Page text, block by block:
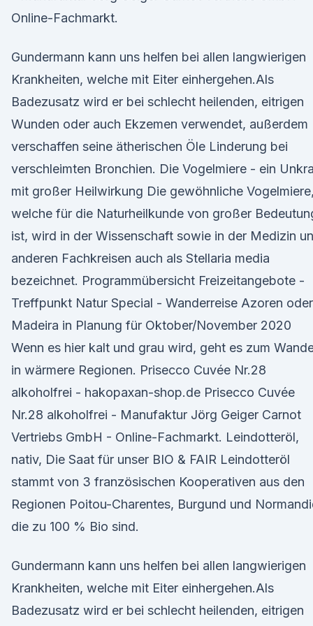
Online-Fachmarkt.
Gundermann kann uns helfen bei allen langwierigen
Krankheiten, welche mit Eiter einhergehen.Als
Badezusatz wird er bei schlecht heilenden, eitrigen
Wunden oder auch Ekzemen verwendet, außerdem
verschaffen seine ätherischen Öle Linderung bei
verschleimten Bronchien. Die Vogelmiere - ein
mit großer Heilwirkung Die gewöhnliche Vogelmiere,
welche für die Naturheilkunde von großer
ist, wird in der Wissenschaft sowie in der Medizin
anderen Fachkreisen auch als Stellaria media
bezeichnet. Programmübersicht Freizeitangebote -
Treffpunkt Natur Special - Wanderreise Azoren oder
Madeira in Planung für Oktober/November 2020
Wenn es hier kalt und grau wird, geht es zum
in wärmere Regionen. Prisecco Cuvée Nr.28
alkoholfrei - hakopaxan-shop.de Prisecco Cuvée
Nr.28 alkoholfrei - Manufaktur Jörg Geiger Carnot
Vertriebs GmbH - Online-Fachmarkt. Leindotteröl,
nativ, Die Saat für unser BIO & FAIR Leindotteröl
stammt von 3 französischen Kooperativen aus den
Regionen Poitou-Charentes, Burgund und
die zu 100 % Bio sind.
Gundermann kann uns helfen bei allen langwierigen
Krankheiten, welche mit Eiter einhergehen.Als
Badezusatz wird er bei schlecht heilenden, eitrigen